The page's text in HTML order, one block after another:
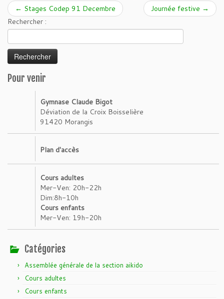
← Stages Codep 91 Decembre Journée festive →
Rechercher :
Pour venir
Gymnase Claude Bigot
Déviation de la Croix Boisselière
91420 Morangis
Plan d'accès
Cours adultes
Mer-Ven: 20h-22h
Dim:8h-10h
Cours enfants
Mer-Ven: 19h-20h
Catégories
Assemblée générale de la section aikido
Cours adultes
Cours enfants